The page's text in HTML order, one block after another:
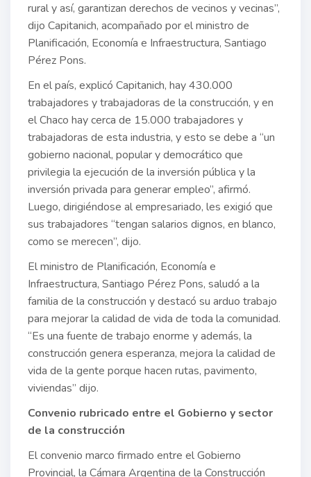
rural y así, garantizan derechos de vecinos y vecinas”,
dijo Capitanich, acompañado por el ministro de
Planificación, Economía e Infraestructura, Santiago
Pérez Pons.
En el país, explicó Capitanich, hay 430.000
trabajadores y trabajadoras de la construcción, y en
el Chaco hay cerca de 15.000 trabajadores y
trabajadoras de esta industria, y esto se debe a “un
gobierno nacional, popular y democrático que
privilegia la ejecución de la inversión pública y la
inversión privada para generar empleo”, afirmó.
Luego, dirigiéndose al empresariado, les exigió que
sus trabajadores “tengan salarios dignos, en blanco,
como se merecen”, dijo.
El ministro de Planificación, Economía e
Infraestructura, Santiago Pérez Pons, saludó a la
familia de la construcción y destacó su arduo trabajo
para mejorar la calidad de vida de toda la comunidad.
“Es una fuente de trabajo enorme y además, la
construcción genera esperanza, mejora la calidad de
vida de la gente porque hacen rutas, pavimento,
viviendas” dijo.
Convenio rubricado entre el Gobierno y sector
de la construcción
El convenio marco firmado entre el Gobierno
Provincial, la Cámara Argentina de la Construcción